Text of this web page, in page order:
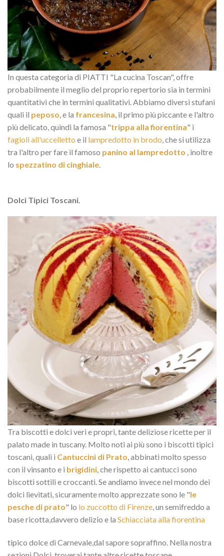
In questa categoria di PIATTI "La cucina Toscan", offre
probabilmente il meglio del proprio repertorio sia in termini
quantitativi che in termini qualitativi. Abbiamo diversi stufani
quali il peposo, e la francesina, il primo più piccante e l'altro
più delicato, quindi la famosa "trippa alla fiorentina" i
fagioli all'uccelletto e il lampredotto in brodo, che si utilizza
tra l'altro per fare il famoso panino al lampredotto , inoltre
lo spezzatino di cinghiale.
Dolci Tipici Toscani.
Tra biscotti e dolci veri e propri, tante deliziose ricette per il
palato made in tuscany. Molto noti ai più sono i biscotti tipici
toscani, quali i Cantuccini di Prato, abbinati molto spesso
con il vinsanto e i brigidini, che rispetto ai cantucci sono
biscotti sottili e croccanti. Se andiamo invece nel mondo dei
dolci lievitati, sicuramente molto apprezzate sono le "le
pesche di prato" lo lo zuccotto di Firenze, un semifreddo a
base ricotta,davvero delizio e la Schiacciata alla fiorentina
tipico dolce di Carnevale,dal sapore sopraffino. Nella nostra